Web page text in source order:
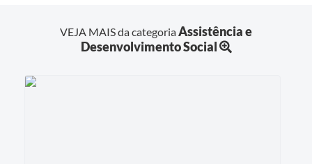
VEJA MAIS da categoriaAssistência e
Desenvolvimento Social